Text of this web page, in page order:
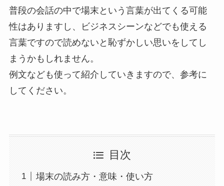
普段の会話の中で場末という言葉が出てくる可能
性はありますし、ビジネスシーンなどでも使える
言葉ですので読めないと恥ずかしい思いをしてし
まうかもしれません。
例文なども使って紹介していきますので、参考に
してください。
目次
場末の読み方・意味・使い方